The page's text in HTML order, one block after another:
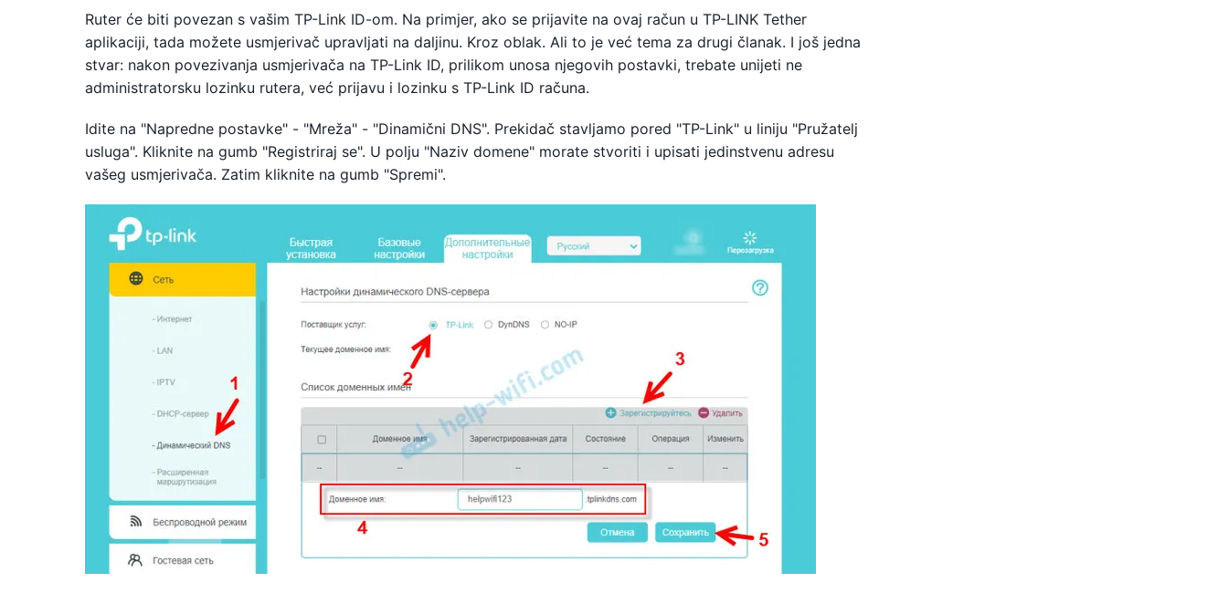
Ruter će biti povezan s vašim TP-Link ID-om. Na primjer, ako se prijavite na ovaj račun u TP-LINK Tether
aplikaciji, tada možete usmjerivač upravljati na daljinu. Kroz oblak. Ali to je već tema za drugi članak. I još jedna
stvar: nakon povezivanja usmjerivača na TP-Link ID, prilikom unosa njegovih postavki, trebate unijeti ne
administratorsku lozinku rutera, već prijavu i lozinku s TP-Link ID računa.
Idite na "Napredne postavke" - "Mreža" - "Dinamični DNS". Prekidač stavljamo pored "TP-Link" u liniju "Pružatelj
usluga". Kliknite na gumb "Registriraj se". U polju "Naziv domene" morate stvoriti i upisati jedinstvenu adresu
vašeg usmjerivača. Zatim kliknite na gumb "Spremi".